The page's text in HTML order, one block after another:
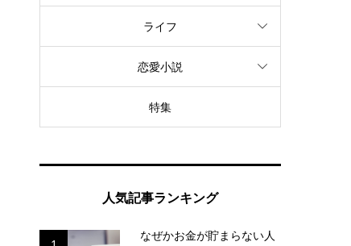
ライフ
恋愛小説
特集
人気記事ランキング
なぜかお金が貯まらない人